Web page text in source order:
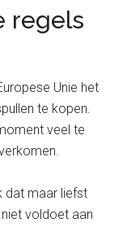
regels
Unie het
te kopen.
veel te
dat maar liefst
niet voldoet aan